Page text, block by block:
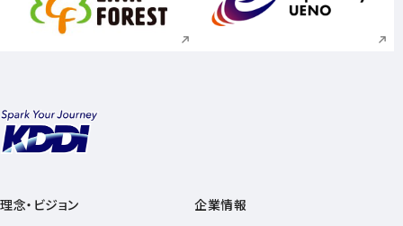
新規ウィンドウで開く 新規ウィンドウで
理念・ビジョン
企業情報